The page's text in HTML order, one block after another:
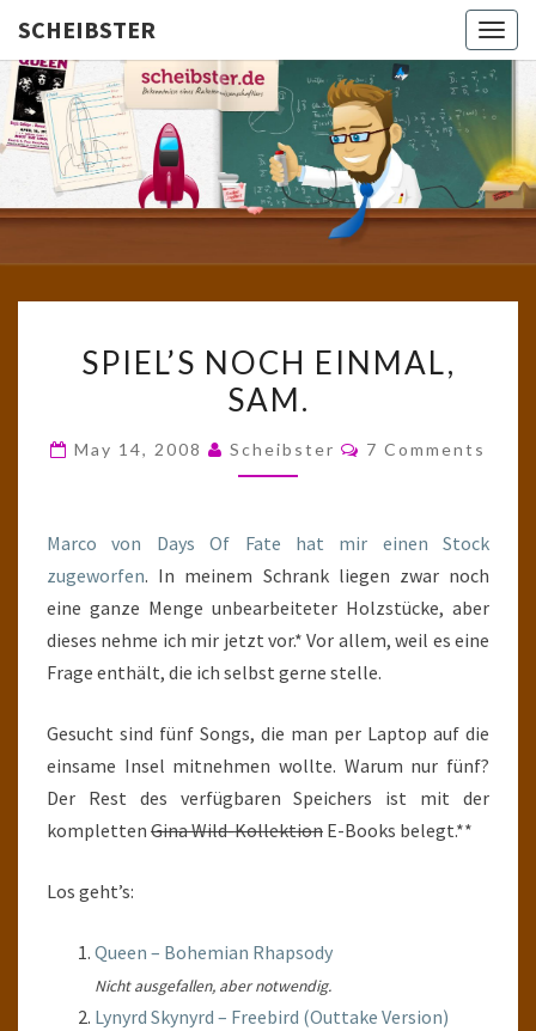
SCHEIBSTER
Gutbürgerliche
Reime Und
Mehr! In
Blogform.
School!
NOCH
EINMAL,
SPIEL’S NOCH EINMAL,
SAM.
May 14, 2008 Scheibster Comments
7 Comments
Marco von Days Of Fate hat mir einen Stock
zugeworfen. In meinem Schrank liegen zwar noch
eine ganze Menge unbearbeiteter Holzstücke, aber
dieses nehme ich mir jetzt vor.* Vor allem, weil es eine
Frage enthält, die ich selbst gerne stelle.
Gesucht sind fünf Songs, die man per Laptop auf die
einsame Insel mitnehmen wollte. Warum nur fünf?
Der Rest des verfügbaren Speichers ist mit der
kompletten Gina Wild-Kollektion E-Books belegt.**
Los geht’s:
Queen – Bohemian Rhapsody
Nicht ausgefallen, aber notwendig.
Lynyrd Skynyrd – Freebird (Outtake Version)